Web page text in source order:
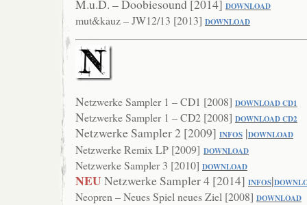
M.u.D. – Doobiesound [2014] DOWNLOAD
mut&kauz – JW12/13 [2013] DOWNLOAD
NetzwerkeSampler 1 – CD1 [2008] DOWNLOAD CD1
NetzwerkeSampler 1 – CD2 [2008] DOWNLOAD CD2
Netzwerke Sampler 2 [2009] INFOS |DOWNLOAD
Netzwerke Remix LP [2009] DOWNLOAD
Netzwerke Sampler 3 [2010] DOWNLOAD
NEUNetzwerke Sampler 4 [2014] INFOS|
Neopren – Neues Spiel neues Ziel [2008] DOWNLOAD